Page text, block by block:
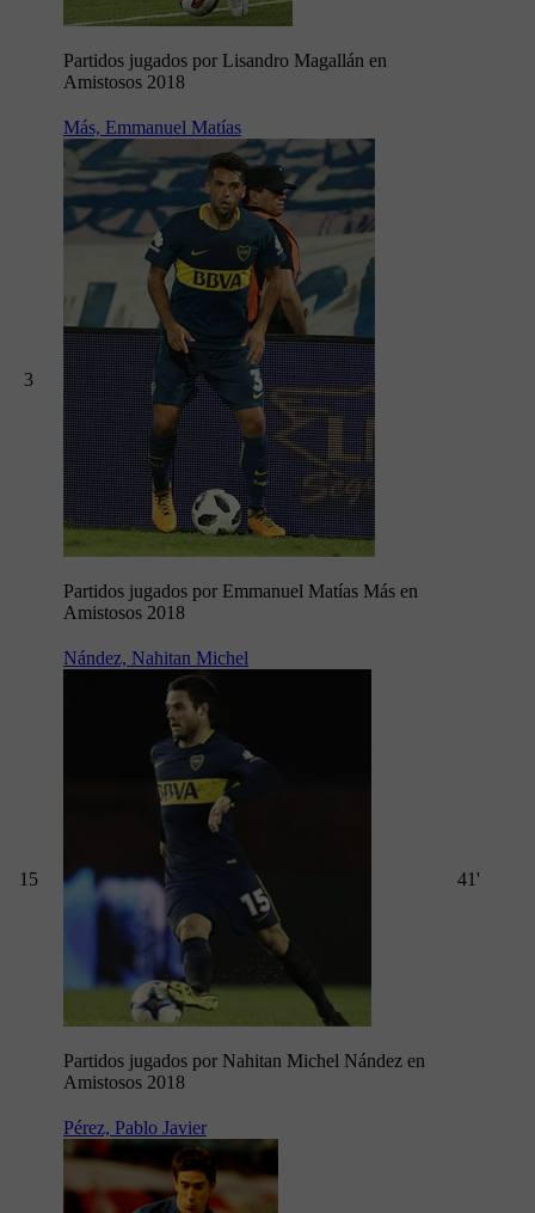
Partidos jugados por Lisandro Magallán en
Amistosos 2018
3
Más, Emmanuel Matías
Partidos jugados por Emmanuel Matías Más en
Amistosos 2018
15
Nández, Nahitan Michel
Partidos jugados por Nahitan Michel Nández en
Amistosos 2018
41'
Pérez, Pablo Javier